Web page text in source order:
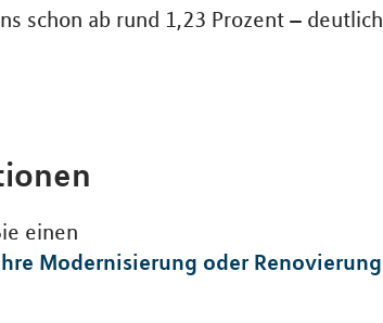
schon ab rund 1,23 Prozent – deutlich
einen
Modernisierung oder Renovierung